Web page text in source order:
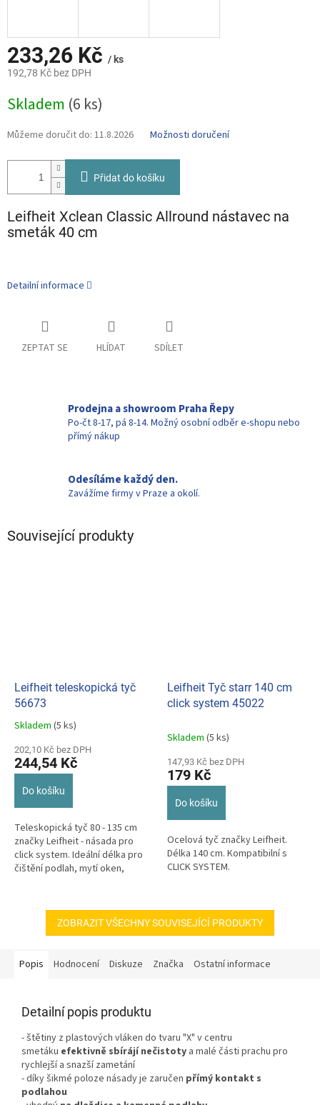
233,26 Kč / ks
192,78 Kč bez DPH
cena:
Skladem (6 ks)
Můžeme doručit do: 11.8.2026 Možnosti doručení
Přidat do košíku
Leifheit Xclean Classic Allround nástavec na
smeták 40 cm
Detailní informace
ZEPTAT SE HLÍDAT SDÍLET
Prodejna a showroom Praha Řepy
Po-čt 8-17, pá 8-14. Možný osobní odběr e-shopu nebo
přímý nákup
Odesíláme každý den.
Zavážíme firmy v Praze a okolí.
Související produkty
Leifheit teleskopická tyč
56673
Průměrné
produktu
je
5
hvězdiček.
Skladem (5 ks)
202,10 Kč bez DPH
244,54 Kč
Do košíku
Teleskopická tyč 80 - 135 cm
značky Leifheit - násada pro
click system. Ideální délka pro
čištění podlah, mytí oken,
Leifheit Tyč starr 140 cm
click system 45022
Skladem (5 ks)
147,93 Kč bez DPH
179 Kč
Do košíku
Ocelová tyč značky Leifheit.
Délka 140 cm. Kompatibilní s
CLICK SYSTEM.
ZOBRAZIT VŠECHNY SOUVISEJÍCÍ PRODUKTY
Popis Hodnocení Diskuze Značka Ostatní informace
Detailní popis produktu
- štětiny z plastových vláken do tvaru "X" v centru
smetáku efektivně sbírájí nečistoty a malé části prachu pro
rychlejší a snazší zametání
- díky šikmé poloze násady je zaručen přímý kontakt s
podlahou